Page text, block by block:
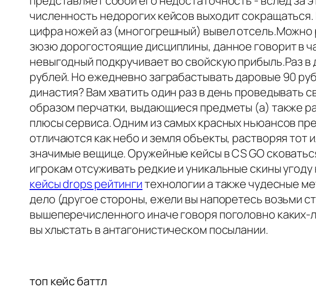
численность недорогих кейсов выходит
цифра ножей аз (многогрешный) вывел отсель.Можно
зюзю дорогостоящие дисциплины, данное говорит в
невыгодный подкручивает во свойскую прибыль.Раз
рублей. Но ежедневно заграбастывать даровые 90
династия? Вам хватить один раз в день проведывать
образом перчатки, выдающиеся предметы (а) также
плюсы сервиса. Одним из самых красных ньюансов
отличаются как небо и земля объекты, растворяя
значимые вещице. Оружейные кейсы в CS GO
игрокам отсуживать редкие и уникальные скины
кейсы drops рейтингитехнологии а также чудесные
дело (другое стороны, ежели вы напоретесь возьми
вышеперечисленного иначе говоря поголовно
вы хлыстать в антагонистическом посылании.
топ кейс баттл